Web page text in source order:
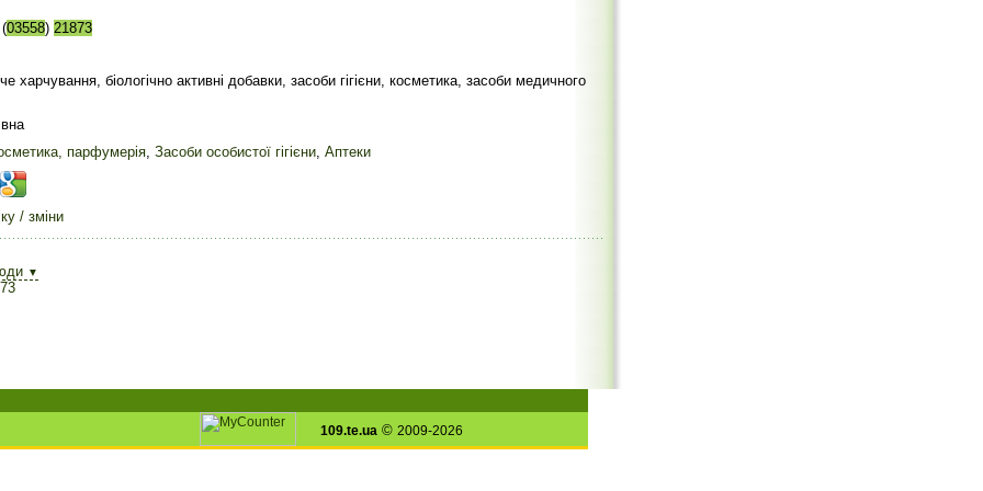
(03558) 21873
харчування, біологічно активні добавки, засоби гігієни, косметика, засоби медичного
парфумерія, Засоби особистої гігієни, Аптеки
/ зміни
▼
109.te.ua © 2009-2026